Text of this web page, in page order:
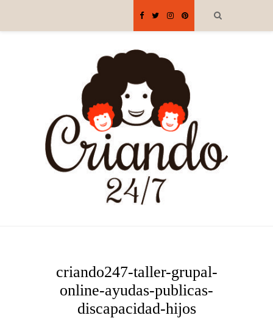
criando247-taller-grupal-
online-ayudas-publicas-
discapacidad-hijos